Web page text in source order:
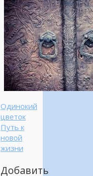
Одинокий
цветок
Путь к
новой
жизни
Добавить